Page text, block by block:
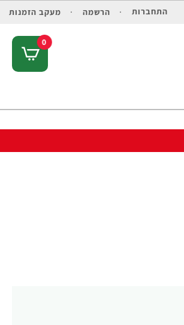
התחברות הרשמה מעקב הזמנות
0